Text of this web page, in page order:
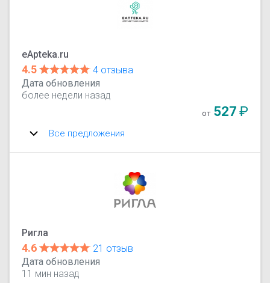
eApteka.ru
4.5
4 отзыва
Дата обновления
более недели назад
от 527₽
Все предложения
Ригла
4.6
21 отзыв
Дата обновления
11 мин назад